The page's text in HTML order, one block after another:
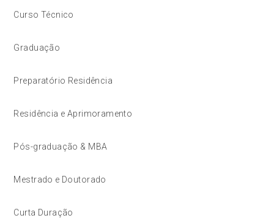
Curso Técnico
Graduação
Preparatório Residência
Residência e Aprimoramento
Pós-graduação & MBA
Mestrado e Doutorado
Curta Duração